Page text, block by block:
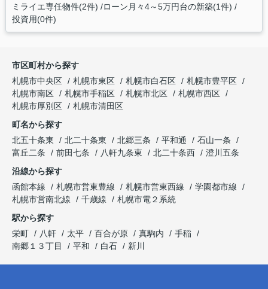
ミライエ専任物件(2件) ローン月々4～5万円台の新築(1件)
投資用(0件)
市区町村から探す
札幌市中央区
札幌市東区 札幌市白石区
札幌市豊平区
札幌市南区
札幌市手稲区 札幌市北区
札幌市西区
札幌市厚別区
札幌市清田区
町名から探す
北五十条東
北二十条東 北郷三条 平和通
石山一条
富丘二条
前田七条 八軒九条東 北二十条西
澄川五条
沿線から探す
函館本線
札幌市営東豊線 札幌市営東西線
学園都市線
札幌市営南北線
千歳線
札幌市電２系統
駅から探す
栄町
八軒 太平 百合が原 真駒内
手稲
南郷１３丁目
平和 白石 新川